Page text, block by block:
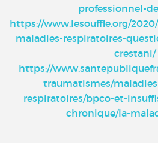
professionnel-
https://www.lesouffle.org/
maladies-respiratoires-
crestani/
https://
traumatismes/
respiratoires/bpco-et-
chronique/la-